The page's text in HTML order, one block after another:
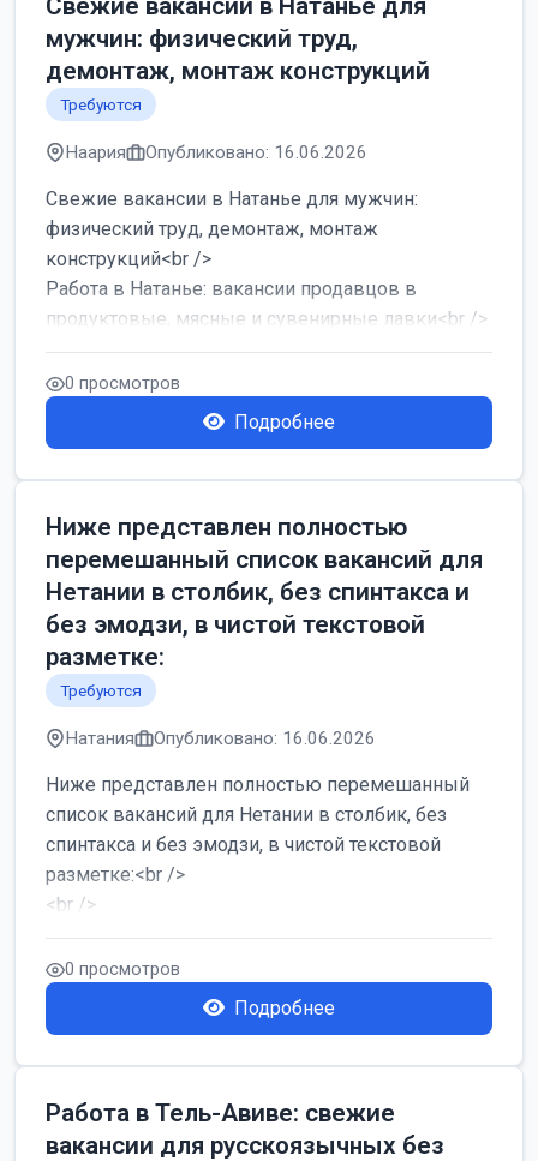
Свежие вакансии в Натанье для
мужчин: физический труд,
демонтаж, монтаж конструкций
Требуются
Наария Опубликовано: 16.06.2026
Свежие вакансии в Натанье для мужчин:
физический труд, демонтаж, монтаж
конструкций<br />
Работа в Натанье: вакансии продавцов в
продуктовые, мясные и сувенирные лавки<br />
Разнорабочий на сборку м...
0 просмотров
Подробнее
Ниже представлен полностью
перемешанный список вакансий для
Нетании в столбик, без спинтакса и
без эмодзи, в чистой текстовой
разметке:
Требуются
Натания Опубликовано: 16.06.2026
Ниже представлен полностью перемешанный
список вакансий для Нетании в столбик, без
спинтакса и без эмодзи, в чистой текстовой
разметке:<br />
<br />
Работа в Нетании на мебельном производстве:
требу...
0 просмотров
Подробнее
Работа в Тель-Авиве: свежие
вакансии для русскоязычных без